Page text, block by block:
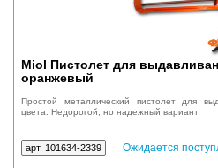
Miol Пистолет для
оранжевый
Простой металлический пистолет для
цвета. Недорогой, но надежный вариант
арт. 101634-2339 Ожидается